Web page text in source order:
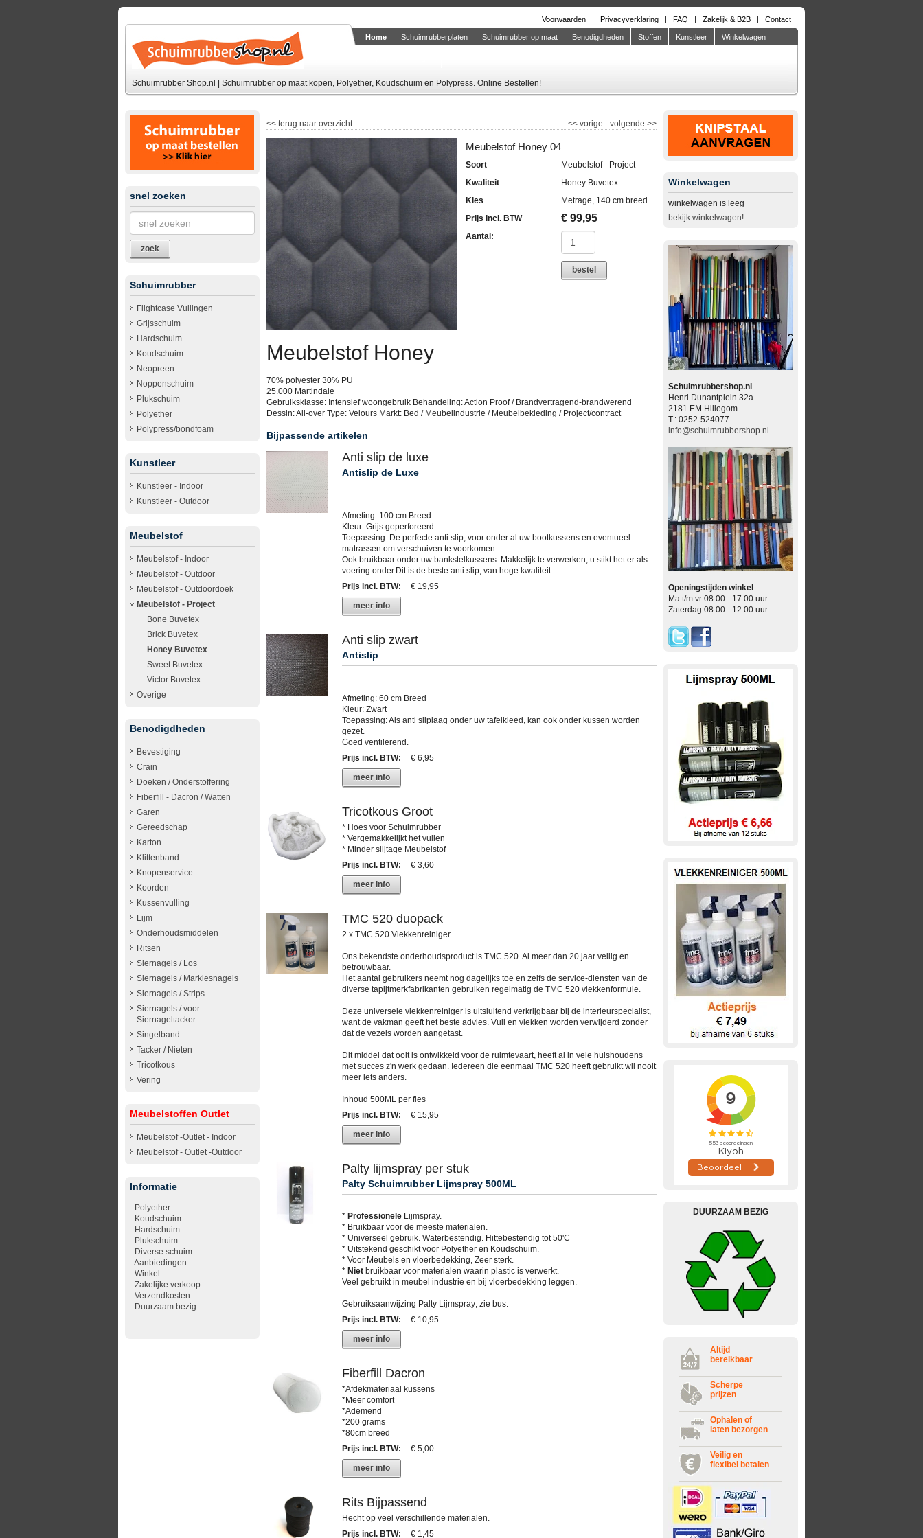
Voorwaarden Privacyverklaring FAQ Zakelijk & B2B Contact
Schuimrubber Shop.nl | Schuimrubber op maat kopen, Polyether, Koudschuim en Polypress. Online Bestellen!
Home Schuimrubberplaten Schuimrubber op maat Benodigdheden Stoffen Kunstleer Winkelwagen
snel zoeken
zoek
Schuimrubber
Flightcase Vullingen
Grijsschuim
Hardschuim
Koudschuim
Neopreen
Noppenschuim
Plukschuim
Polyether
Polypress/bondfoam
Kunstleer
Kunstleer - Indoor
Kunstleer - Outdoor
Meubelstof
Meubelstof - Indoor
Meubelstof - Outdoor
Meubelstof - Outdoordoek
Meubelstof - Project
Bone Buvetex
Brick Buvetex
Honey Buvetex
Sweet Buvetex
Victor Buvetex
Overige
Benodigdheden
Bevestiging
Crain
Doeken / Onderstoffering
Fiberfill - Dacron / Watten
Garen
Gereedschap
Karton
Klittenband
Knopenservice
Koorden
Kussenvulling
Lijm
Onderhoudsmiddelen
Ritsen
Siernagels / Los
Siernagels / Markiesnagels
Siernagels / Strips
Siernagels / voor
Siernageltacker
Singelband
Tacker / Nieten
Tricotkous
Vering
Meubelstoffen Outlet
Meubelstof -Outlet - Indoor
Meubelstof - Outlet -Outdoor
Informatie
- Polyether
- Koudschuim
- Hardschuim
- Plukschuim
- Diverse schuim
-Aanbiedingen
- Winkel
- Zakelijke verkoop
- Verzendkosten
- Duurzaam bezig
<< terug naar overzicht volgende >>
<<vorige
Meubelstof Honey 04
Soort
Meubelstof - Project
Kwaliteit
Honey Buvetex
Kies
Metrage, 140 cm breed
Prijs incl. BTW
€ 99,95
Aantal:
bestel
Meubelstof Honey
70% polyester 30% PU
25.000 Martindale
Gebruiksklasse: Intensief woongebruik Behandeling: Action Proof / Brandvertragend-brandwerend
Dessin: All-over Type: Velours Markt: Bed / Meubelindustrie / Meubelbekleding / Project/contract
Bijpassende artikelen
Anti slip de luxe
Antislip de Luxe
Afmeting: 100 cm Breed
Kleur: Grijs geperforeerd
Toepassing: De perfecte anti slip, voor onder al uw bootkussens en eventueel
matrassen om verschuiven te voorkomen.
Ook bruikbaar onder uw bankstelkussens. Makkelijk te verwerken, u stikt het er als
voering onder.Dit is de beste anti slip, van hoge kwaliteit.
Prijs incl. BTW:
€ 19,95
meer info
Anti slip zwart
Antislip
Afmeting: 60 cm Breed
Kleur: Zwart
Toepassing: Als anti sliplaag onder uw tafelkleed, kan ook onder kussen worden
gezet.
Goed ventilerend.
Prijs incl. BTW:
€ 6,95
meer info
Tricotkous Groot
* Hoes voor Schuimrubber
* Vergemakkelijkt het vullen
* Minder slijtage Meubelstof
Prijs incl. BTW:
€ 3,60
meer info
TMC 520 duopack
2 x TMC 520 Vlekkenreiniger
Ons bekendste onderhoudsproduct is TMC 520. Al meer dan 20 jaar veilig en
betrouwbaar.
Het aantal gebruikers neemt nog dagelijks toe en zelfs de service-diensten van de
diverse tapijtmerkfabrikanten gebruiken regelmatig de TMC 520 vlekkenformule.
Deze universele vlekkenreiniger is uitsluitend verkrijgbaar bij de interieurspecialist,
want de vakman geeft het beste advies. Vuil en vlekken worden verwijderd zonder
dat de vezels worden aangetast.
Dit middel dat ooit is ontwikkeld voor de ruimtevaart, heeft al in vele huishoudens
met succes z'n werk gedaan. Iedereen die eenmaal TMC 520 heeft gebruikt wil nooit
meer iets anders.
Inhoud 500ML per fles
Prijs incl. BTW:
€ 15,95
meer info
Palty lijmspray per stuk
Palty Schuimrubber Lijmspray 500ML
* ProfessioneleLijmspray.
* Bruikbaar voor de meeste materialen.
* Universeel gebruik. Waterbestendig. Hittebestendig tot 50'C
* Uitstekend geschikt voor Polyether en Koudschuim.
* Voor Meubels en vloerbedekking, Zeer sterk.
* Nietbruikbaar voor materialen waarin plastic is verwerkt.
Veel gebruikt in meubel industrie en bij vloerbedekking leggen.
Gebruiksaanwijzing Palty Lijmspray; zie bus.
Prijs incl. BTW:
€ 10,95
meer info
Fiberfill Dacron
*Afdekmateriaal kussens
*Meer comfort
*Ademend
*200 grams
*80cm breed
Prijs incl. BTW:
€ 5,00
meer info
Rits Bijpassend
Hecht op veel verschillende materialen.
Prijs incl. BTW: € 1,45
Winkelwagen
winkelwagen is leeg
bekijk winkelwagen!
Schuimrubbershop.nl
Henri Dunantplein 32a
2181 EM Hillegom
T.: 0252-524077
info@schuimrubbershop.nl
Openingstijden winkel
Ma t/m vr 08:00 - 17:00 uur
Zaterdag 08:00 - 12:00 uur
DUURZAAM BEZIG
Altijd
bereikbaar
Scherpe
prijzen
Ophalen of
laten bezorgen
Veilig en
flexibel betalen